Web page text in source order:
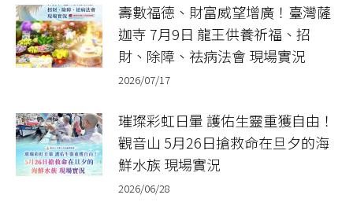
壽數福德、財富威望增廣！臺灣薩
迦寺 7月9日 龍王供養祈福、招
財、除障、祛病法會 現場實況
2026/07/17
璀璨彩虹日暈 護佑生靈重獲自由！
觀音山 5月26日搶救命在旦夕的海
鮮水族 現場實況
2026/06/28